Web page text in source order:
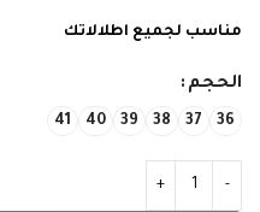
مناسب لجميع اطلالاتك
الحجم
36
37
38
39
40
41